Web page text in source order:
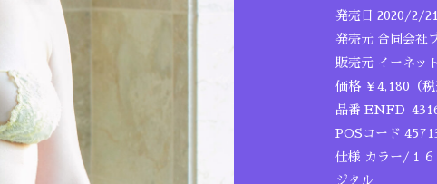
発売日 2020/2/
発売元 合同会社
販売元 イーネッ
価格 ￥4,180（
品番 ENFD-
POSコード
仕様 カラー/１
ジタル